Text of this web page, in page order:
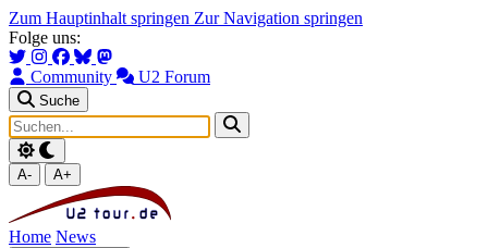
Zum Hauptinhalt springen Zur Navigation springen
Folge uns:
Community U2 Forum
Suche
A- A+
Home News